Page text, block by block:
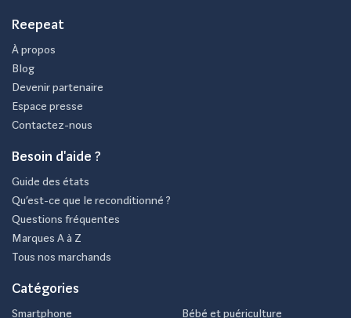
Reepeat
À propos
Blog
Devenir partenaire
Espace presse
Contactez-nous
Besoin d'aide ?
Guide des états
Qu’est-ce que le reconditionné ?
Questions fréquentes
Marques A à Z
Tous nos marchands
Catégories
Smartphone Bébé et puériculture